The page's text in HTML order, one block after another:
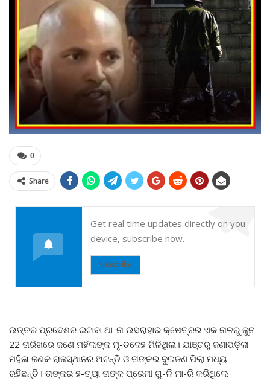
0
Share
Get real time updates directly on you
device, subscribe now.
Subscribe
ଉତ୍ତର ପ୍ରଦେଶର ଇଟାବା ଥା-ନା ଉସରାହାର କ୍ଷେତ୍ରର ଏକ ନାଳରୁ ଜୁନ
22 ତାରିଖରେ ଜଣେ ମହିଳାଙ୍କ ମୃ-ତଦେହ ମିଳିଥିଲା। ଯାଞ୍ଚରୁ ଜଣାପଡ଼ିଲା
ମହିଳା ଜଣକ ରାଜସ୍ଥାନର ଅଟନ୍ତି ଓ ତାଙ୍କର ଦୁଇଜଣ ପିଲା ମଧ୍ୟ
ରହିଛନ୍ତି। ତାଙ୍କର ହ-ତ୍ୟା ତାଙ୍କ ପ୍ରେମୀ ଗୁ-ଳି ମା-ରି କରିଥିଲେ